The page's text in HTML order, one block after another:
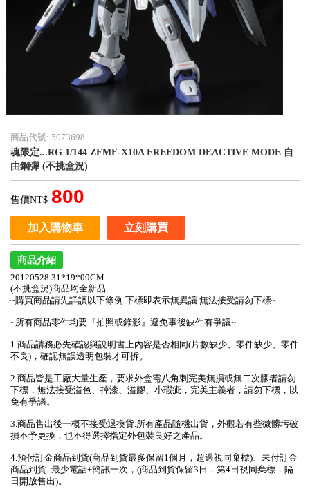
商品代號: 5073698
魂限定...RG 1/144 ZFMF-X10A FREEDOM DEACTIVE MODE 自
由鋼彈 (不挑盒況)
售價NT$ 800
加入購物車 立刻購買
商品介紹
20120528 31*19*09CM
(不挑盒況)商品均全新品-
~購買商品請先詳讀以下條例 下標即表示無異議 無法接受請勿下標~
~所有商品零件均要『拍照或錄影』避免事後缺件有爭議~
1.商品請務必先確認與說明書上內容是否相同(片數缺少、零件缺少、零件
不良)，確認無誤透明包裝才可拆。
2.商品皆是工廠大量生產，要求外盒需八角刺完美無損或無二次膠者請勿
下標，無法接受溢色、掉漆、溢膠、小瑕疵，完美主義者，請勿下標，以
免有爭議。
3.商品售出後一概不接受退換貨.所有產品隨機出貨，外觀若有些微髒圬破
損不予更換，也不得選擇指定外包裝良好之產品。
4.預付訂金商品到貨(商品到貨最多保留1個月，超過視同棄標)、未付訂金
商品到貨- 最少電話+簡訊一次，(商品到貨保留3日，第4日視同棄標，隔
日開放售出)。